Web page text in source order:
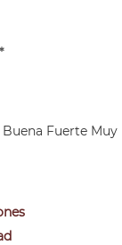
*
Buena Fuerte Muy